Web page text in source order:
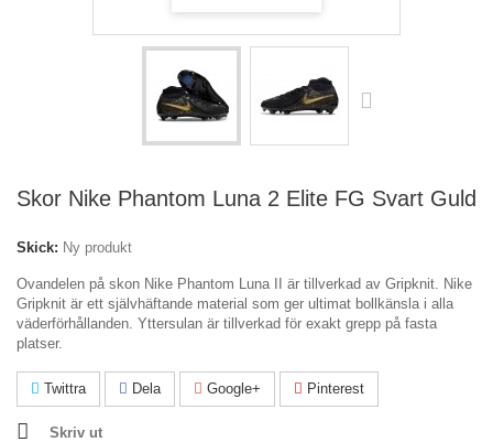
Skor Nike Phantom Luna 2 Elite FG Svart Guld
Skick: Ny produkt
Ovandelen på skon Nike Phantom Luna II är tillverkad av Gripknit. Nike
Gripknit är ett självhäftande material som ger ultimat bollkänsla i alla
väderförhållanden. Yttersulan är tillverkad för exakt grepp på fasta
platser.
Twittra Dela Google+ Pinterest
Skriv ut